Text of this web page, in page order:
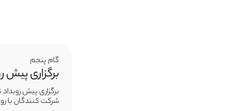
گام پنجم
برگزاری پیش
برگزاری پیش
شرکت کنندگان با